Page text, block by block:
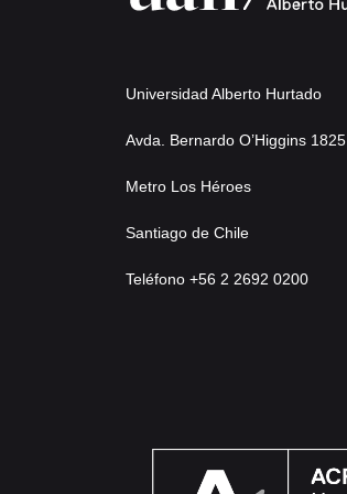
Universidad Alberto Hurtado
Avda. Bernardo O’Higgins 1825
Metro Los Héroes
Santiago de Chile
Teléfono +56 2 2692 0200